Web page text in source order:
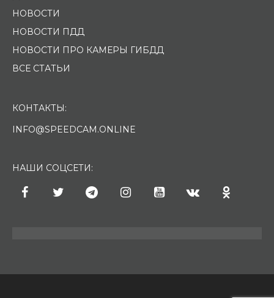
НОВОСТИ
НОВОСТИ ПДД
НОВОСТИ ПРО КАМЕРЫ ГИБДД
ВСЕ СТАТЬИ
КОНТАКТЫ:
INFO@SPEEDCAM.ONLINE
НАШИ СОЦСЕТИ: